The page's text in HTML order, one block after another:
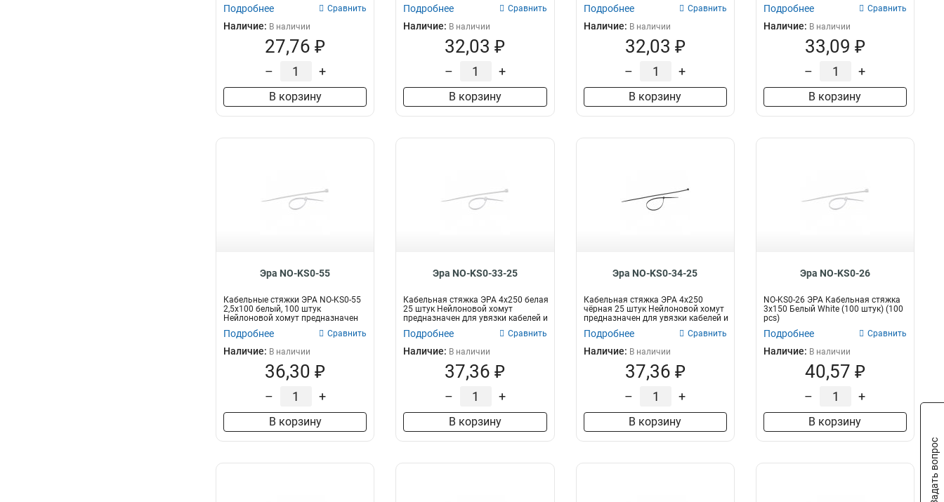
Подробнее Сравнить
Наличие: В наличии
27,76 ₽
– +
В корзину
Подробнее Сравнить
Наличие: В наличии
32,03 ₽
– +
В корзину
Подробнее Сравнить
Наличие: В наличии
32,03 ₽
– +
В корзину
Подробнее Сравнить
Наличие: В наличии
33,09 ₽
– +
В корзину
Эра NO-KS0-55
Кабельные стяжки ЭРА NO-KS0-55
2,5х100 белый, 100 штук
Нейлоновой хомут предназначен
для увязки...
Подробнее Сравнить
Наличие: В наличии
36,30 ₽
– +
В корзину
Эра NO-KS0-33-25
Кабельная стяжка ЭРА 4x250 белая
25 штук Нейлоновой хомут
предназначен для увязки кабелей и
Подробнее Сравнить
Наличие: В наличии
37,36 ₽
– +
В корзину
Эра NO-KS0-34-25
Кабельная стяжка ЭРА 4x250
чёрная 25 штук Нейлоновой хомут
предназначен для увязки кабелей и
Подробнее Сравнить
Наличие: В наличии
37,36 ₽
– +
В корзину
Эра NO-KS0-26
NO-KS0-26 ЭРА Кабельная стяжка
3х150 Белый White (100 штук) (100
pcs)
Подробнее Сравнить
Наличие: В наличии
40,57 ₽
– +
В корзину
Задать вопрос